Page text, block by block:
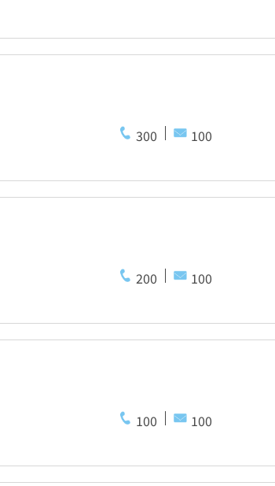
300 100
200 100
100 100